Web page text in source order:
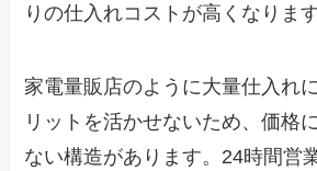
りの仕入れコストが高くなります
家電量販店のように大量仕入れ
リットを活かせないため、価格
ない構造があります。24時間営